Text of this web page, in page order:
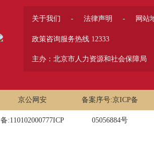
关于我们 - 法律声明 - 网站
政策咨询服务热线 12333
主办：北京市人力资源和社会保障局
京公网安
备:110102000777ICP
备案序号:京ICP备
05056884号